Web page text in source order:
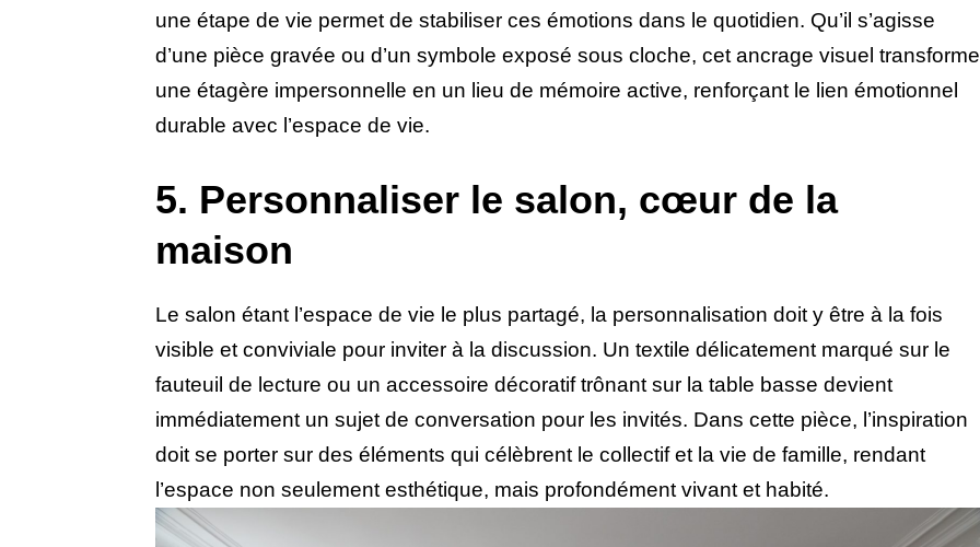
une étape de vie permet de stabiliser ces émotions dans le quotidien. Qu’il s’agisse
d’une pièce gravée ou d’un symbole exposé sous cloche, cet ancrage visuel transforme
une étagère impersonnelle en un lieu de mémoire active, renforçant le lien émotionnel
durable avec l’espace de vie.
5. Personnaliser le salon, cœur de la
maison
Le salon étant l’espace de vie le plus partagé, la personnalisation doit y être à la fois
visible et conviviale pour inviter à la discussion. Un textile délicatement marqué sur le
fauteuil de lecture ou un accessoire décoratif trônant sur la table basse devient
immédiatement un sujet de conversation pour les invités. Dans cette pièce, l’inspiration
doit se porter sur des éléments qui célèbrent le collectif et la vie de famille, rendant
l’espace non seulement esthétique, mais profondément vivant et habité.